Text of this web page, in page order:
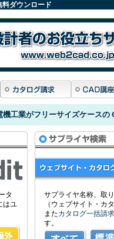
料ダウンロード
機工業がフリーサイズケースの
タ
はユ
サプライヤ名称、取
（ウェブサイト・カ
またカタログ一括請求
す。